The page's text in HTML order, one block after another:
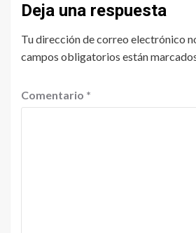
Deja una respuesta
Tu dirección de correo electrónico
campos obligatorios están
Comentario *